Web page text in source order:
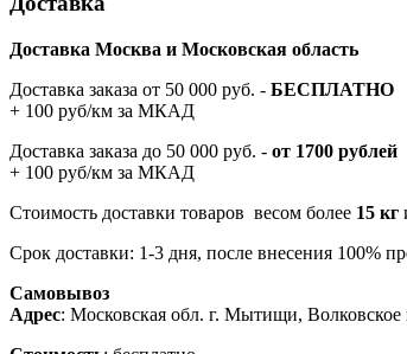
Доставка Москва и Московская область
Доставка заказа от 50 000 руб. - БЕСПЛАТНО
+ 100 руб/км за МКАД
Доставка заказа до 50 000 руб. - от 1700 рублей
+ 100 руб/км за МКАД
Стоимость доставки товаров весом более 15 кг
Срок доставки: 1-3 дня, после внесения 100%
Самовывоз
Адрес: Московская обл. г. Мытищи, Волковское